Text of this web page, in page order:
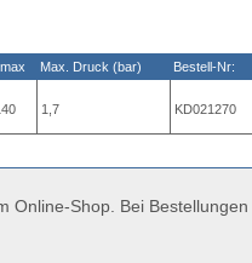
Max. Druck (bar) Bestell-Nr:
1,7 KD021270
Online-Shop. Bei